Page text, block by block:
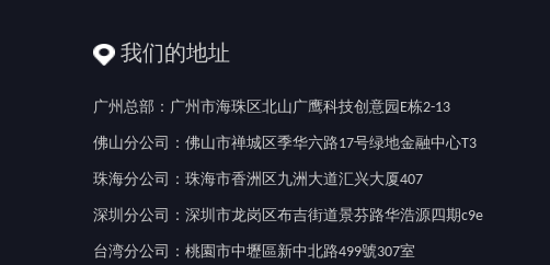
我们的地址
广州总部：广州市海珠区北山广鹰科技创意园E栋2-13
佛山分公司：佛山市禅城区季华六路17号绿地金融中心T3
珠海分公司：珠海市香洲区九洲大道汇兴大厦407
深圳分公司：深圳市龙岗区布吉街道景芬路华浩源四期c9e
台湾分公司：桃園市中壢區新中北路499號307室